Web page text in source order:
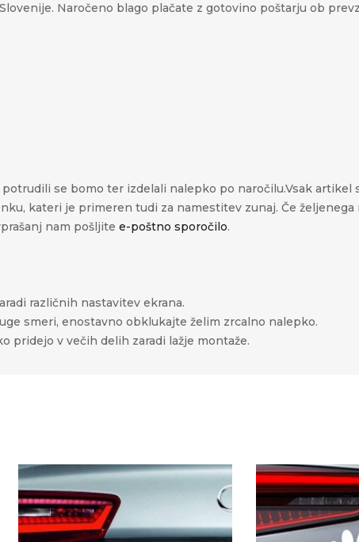
Naročeno blago plačate z gotovino poštarju ob
se bomo ter izdelali nalepko po naročilu.Vsak artikel
kateri je primeren tudi za namestitev zunaj. Če željenega
nam pošljite e-poštno sporočilo.
različnih nastavitev ekrana.
smeri, enostavno obklukajte želim zrcalno nalepko.
pridejo v večih delih zaradi lažje montaže.